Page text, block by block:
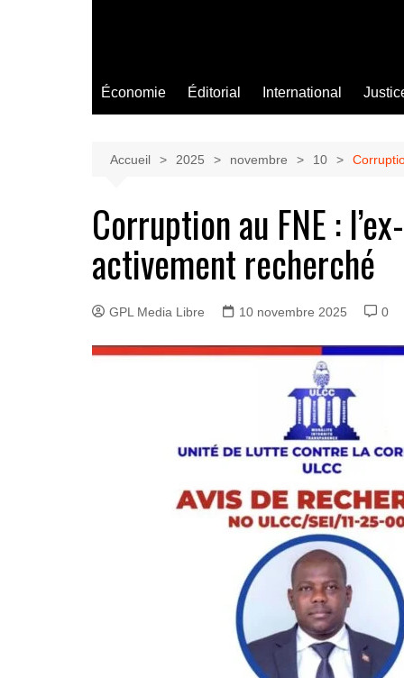
Économie Éditorial International
Accueil 2025 novembre 10
Corruption au FNE :
activement recherché
GPL Media Libre 10 novembre 2025 0